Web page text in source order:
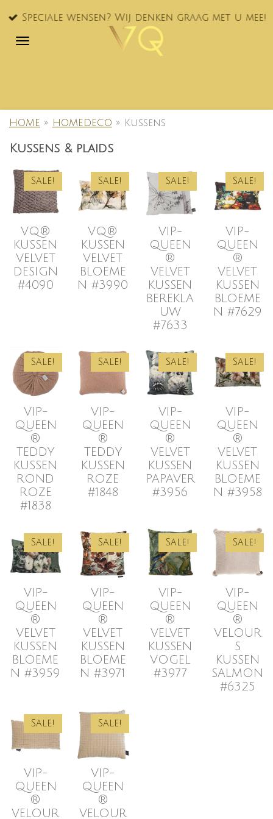
Ga
naar
Speciale wensen? Wij denken graag met u mee!
HOME » HOMEDECO » Kussens
Kussens & plaids
Sale!
VQ®
KUSSEN
VELVET
DESIGN
#4090
Sale!
VQ®
KUSSEN
VELVET
BLOEME
N #3990
Sale!
VIP-
QUEEN
®
VELVET
KUSSEN
BEREKLA
UW
#7633
Sale!
VIP-
QUEEN
®
VELVET
KUSSEN
BLOEME
N #7629
Sale!
VIP-
QUEEN
®
TEDDY
KUSSEN
ROND
ROZE
#1838
Sale!
VIP-
QUEEN
®
TEDDY
KUSSEN
ROZE
#1848
Sale!
VIP-
QUEEN
®
VELVET
KUSSEN
PAPAVER
#3956
Sale!
VIP-
QUEEN
®
VELVET
KUSSEN
BLOEME
N #3958
Sale!
VIP-
QUEEN
®
VELVET
KUSSEN
BLOEME
N #3959
Sale!
VIP-
QUEEN
®
VELVET
KUSSEN
BLOEME
N #3971
Sale!
VIP-
QUEEN
®
VELVET
KUSSEN
VOGEL
#3977
Sale!
VIP-
QUEEN
®
VELOUR
S
KUSSEN
SALMON
#6325
Sale!
VIP-
QUEEN
®
VELOUR
Sale!
VIP-
QUEEN
®
VELOUR